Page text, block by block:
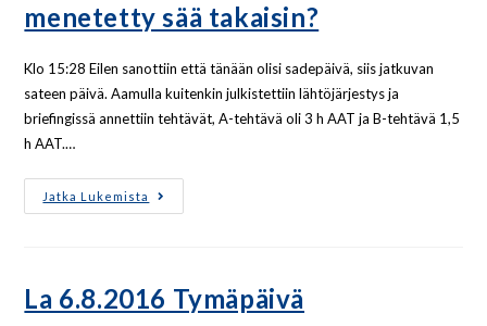
menetetty sää takaisin?
Klo 15:28 Eilen sanottiin että tänään olisi sadepäivä, siis jatkuvan
sateen päivä. Aamulla kuitenkin julkistettiin lähtöjärjestys ja
briefingissä annettiin tehtävät, A-tehtävä oli 3 h AAT ja B-tehtävä 1,5
h AAT.…
Jatka Lukemista
La 6.8.2016 Tymäpäivä